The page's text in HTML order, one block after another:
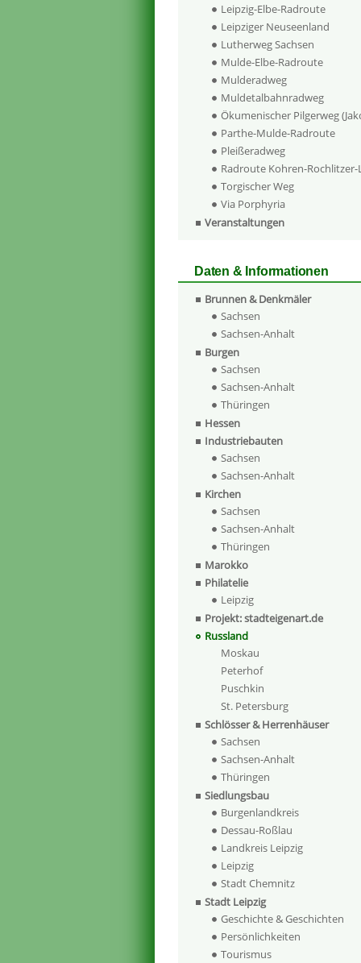
Leipzig-Elbe-Radroute
Leipziger Neuseenland
Lutherweg Sachsen
Mulde-Elbe-Radroute
Mulderadweg
Muldetalbahnradweg
Ökumenischer Pilgerweg
Parthe-Mulde-Radroute
Pleißeradweg
Radroute Kohren-Rochlitzer-
Torgischer Weg
Via Porphyria
Veranstaltungen
Daten & Informationen
Brunnen & Denkmäler
Sachsen
Sachsen-Anhalt
Burgen
Sachsen
Sachsen-Anhalt
Thüringen
Hessen
Industriebauten
Sachsen
Sachsen-Anhalt
Kirchen
Sachsen
Sachsen-Anhalt
Thüringen
Marokko
Philatelie
Leipzig
Projekt: stadteigenart.de
Russland
Moskau
Peterhof
Puschkin
St. Petersburg
Schlösser & Herrenhäuser
Sachsen
Sachsen-Anhalt
Thüringen
Siedlungsbau
Burgenlandkreis
Dessau-Roßlau
Landkreis Leipzig
Leipzig
Stadt Chemnitz
Stadt Leipzig
Geschichte & Geschichten
Persönlichkeiten
Tourismus